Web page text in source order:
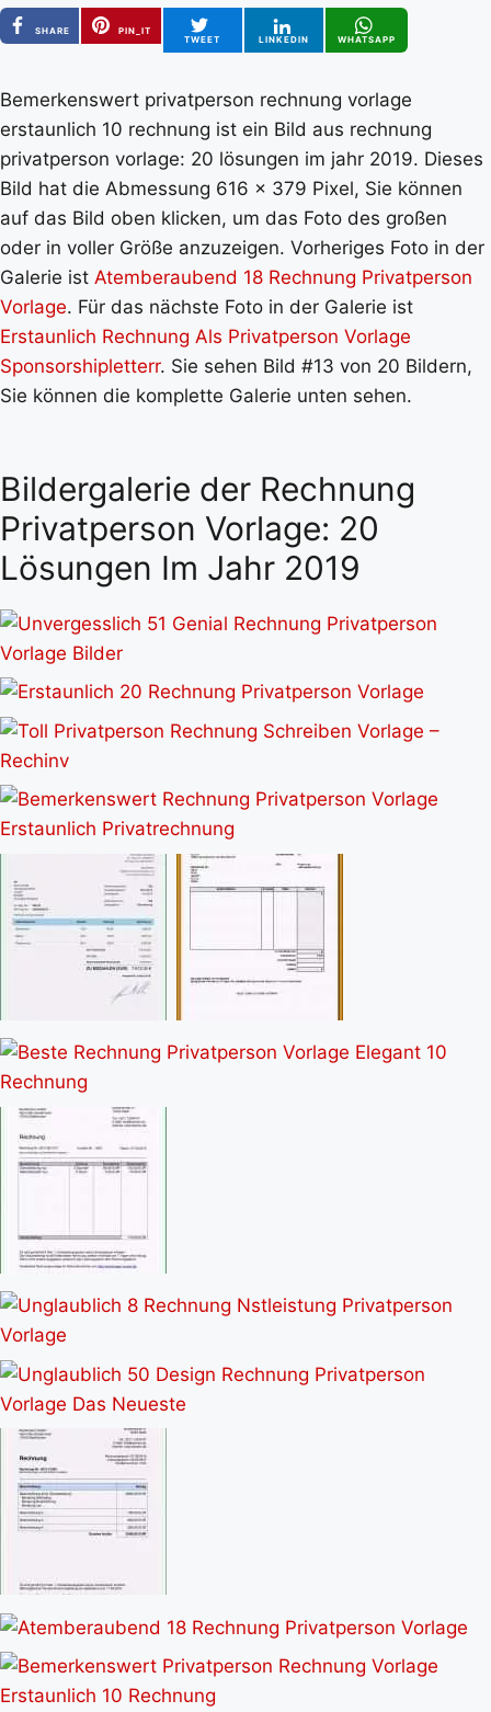
SHARE
PIN_IT
TWEET
LINKEDIN WHATSAPP
Bemerkenswert privatperson rechnung vorlage
erstaunlich 10 rechnung ist ein Bild aus rechnung
privatperson vorlage: 20 lösungen im jahr 2019. Dieses
Bild hat die Abmessung 616 x 379 Pixel, Sie können
auf das Bild oben klicken, um das Foto des großen
oder in voller Größe anzuzeigen. Vorheriges Foto in der
Galerie ist Atemberaubend 18 Rechnung Privatperson
Vorlage. Für das nächste Foto in der Galerie ist
Erstaunlich Rechnung Als Privatperson Vorlage
Sponsorshipletterr. Sie sehen Bild #13 von 20 Bildern,
Sie können die komplette Galerie unten sehen.
Bildergalerie der Rechnung
Privatperson Vorlage: 20
Lösungen Im Jahr 2019